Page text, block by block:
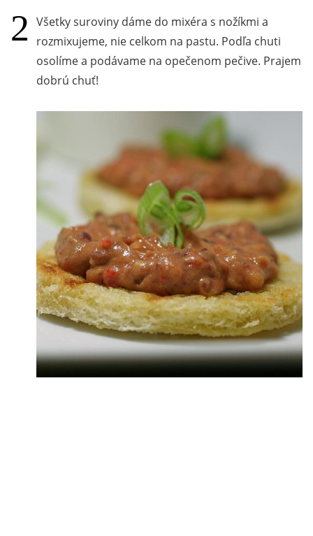
Všetky suroviny dáme do mixéra s nožíkmi a
rozmixujeme, nie celkom na pastu. Podľa chuti
osolíme a podávame na opečenom pečive. Prajem
dobrú chuť!